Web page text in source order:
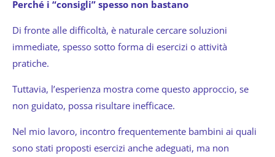
Perché i “consigli” spesso non bastano
Di fronte alle difficoltà, è naturale cercare soluzioni
immediate, spesso sotto forma di esercizi o attività
pratiche.
Tuttavia, l’esperienza mostra come questo approccio, se
non guidato, possa risultare inefficace.
Nel mio lavoro, incontro frequentemente bambini ai quali
sono stati proposti esercizi anche adeguati, ma non